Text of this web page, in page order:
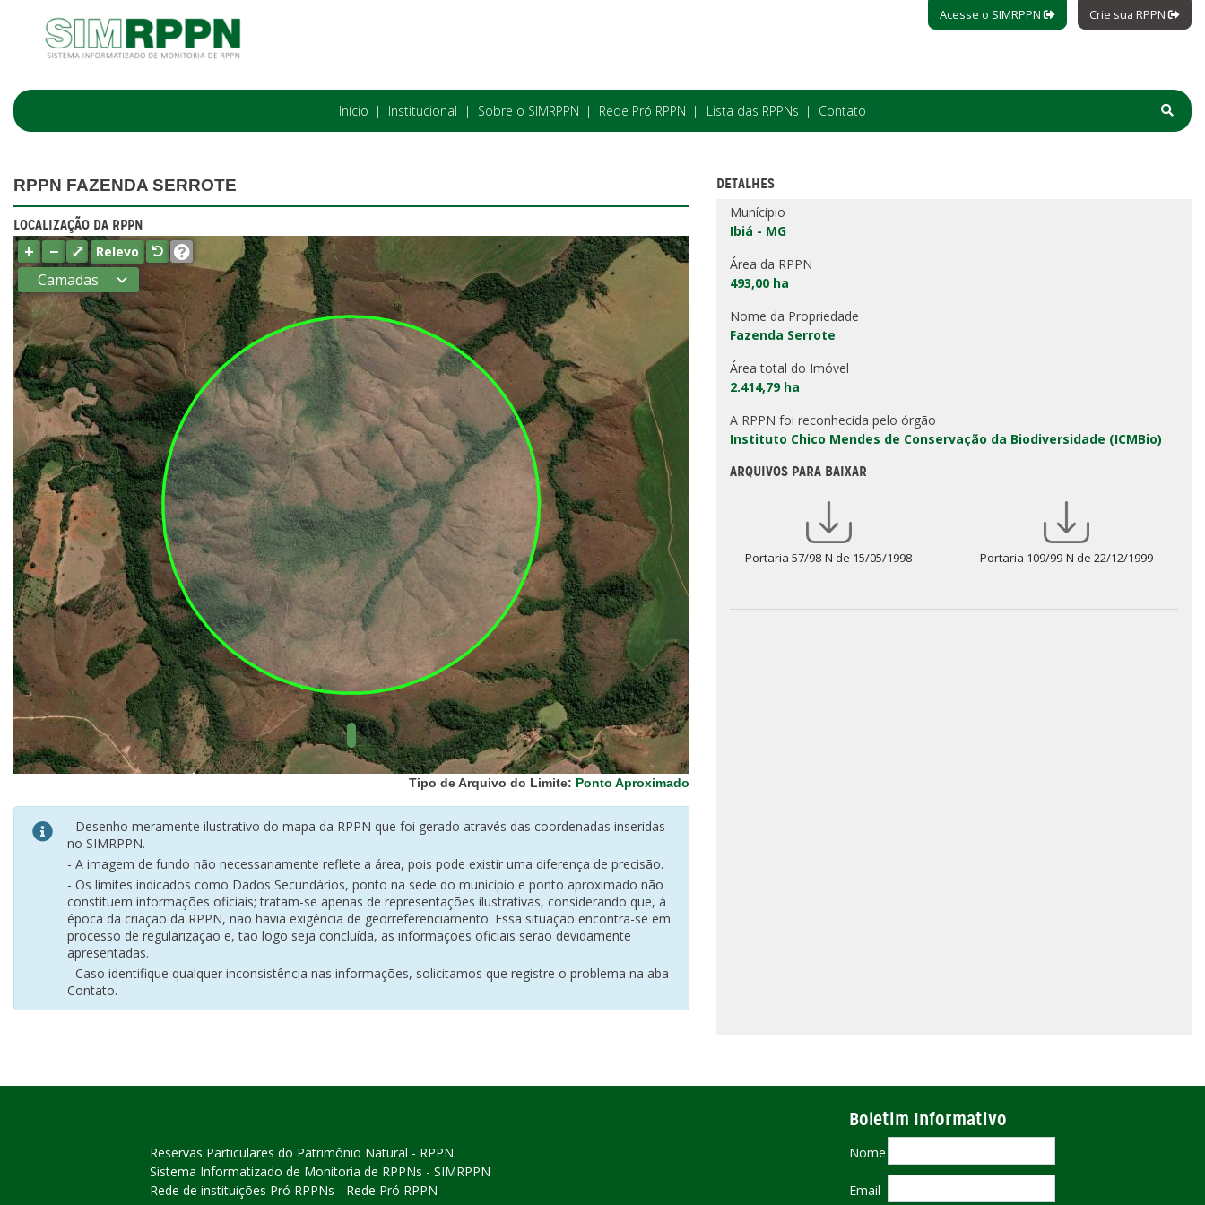
Acesse o SIMRPPN Crie sua RPPN
Início Institucional Sobre o SIMRPPN Rede Pró RPPN Lista das RPPNs Contato
RPPN FAZENDA SERROTE
LOCALIZAÇÃO DA RPPN
+ − ⤢ Relevo
Camadas
Estados
Municípios
Terras
indígenas
(FUNAI)
UC Federal
UC Estaduais
UC
Municipais
Hidrografia
1:1.000.000
(ANA)
Biomas
(IBGE)
Vegetação
(IBGE)
Rodovias
Relevo
(IBGE)
Tipo de Arquivo do Limite: Ponto Aproximado
- Desenho meramente ilustrativo do mapa da RPPN que foi gerado através das coordenadas inseridas
no SIMRPPN.
- A imagem de fundo não necessariamente reflete a área, pois pode existir uma diferença de precisão.
- Os limites indicados como Dados Secundários, ponto na sede do município e ponto aproximado não
constituem informações oficiais; tratam-se apenas de representações ilustrativas, considerando que, à
época da criação da RPPN, não havia exigência de georreferenciamento. Essa situação encontra-se em
processo de regularização e, tão logo seja concluída, as informações oficiais serão devidamente
apresentadas.
- Caso identifique qualquer inconsistência nas informações, solicitamos que registre o problema na aba
Contato.
DETALHES
Munícipio
Ibiá - MG
Área da RPPN
493,00 ha
Nome da Propriedade
Fazenda Serrote
Área total do Imóvel
2.414,79 ha
A RPPN foi reconhecida pelo órgão
Instituto Chico Mendes de Conservação da Biodiversidade (ICMBio)
ARQUIVOS PARA BAIXAR
Portaria 57/98-N de 15/05/1998 Portaria 109/99-N de 22/12/1999
Reservas Particulares do Patrimônio Natural - RPPN
Sistema Informatizado de Monitoria de RPPNs - SIMRPPN
Rede de instituições Pró RPPNs - Rede Pró RPPN
Boletim Informativo
Nome
Email